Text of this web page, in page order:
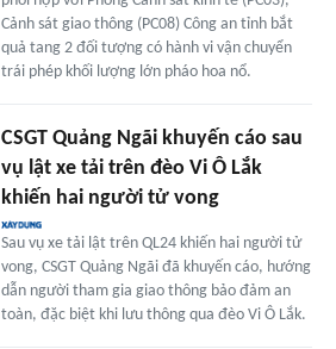
Cảnh sát giao thông (PC08) Công an tỉnh bắt
quả tang 2 đối tượng có hành vi vận chuyển
trái phép khối lượng lớn pháo hoa nổ.
CSGT Quảng Ngãi khuyến cáo sau
vụ lật xe tải trên đèo Vi Ô Lắk
khiến hai người tử vong
Sau vụ xe tải lật trên QL24 khiến hai người tử
vong, CSGT Quảng Ngãi đã khuyến cáo, hướng
dẫn người tham gia giao thông bảo đảm an
toàn, đặc biệt khi lưu thông qua đèo Vi Ô Lắk.